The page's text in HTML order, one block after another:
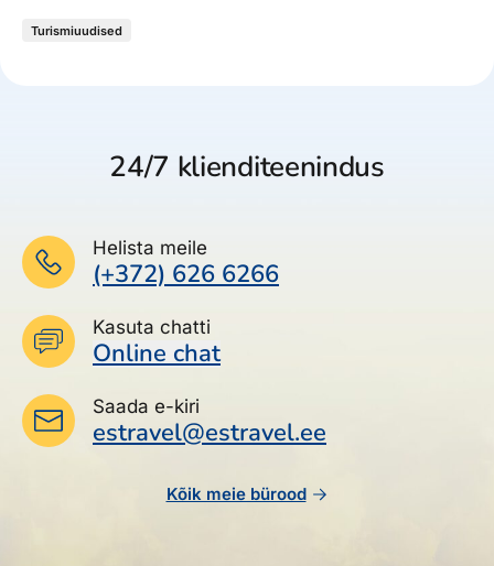
Turismiuudised
24/7 klienditeenindus
Helista meile
(+372) 626 6266
Kasuta chatti
Online chat
Saada e-kiri
estravel@estravel.ee
Kõik meie bürood